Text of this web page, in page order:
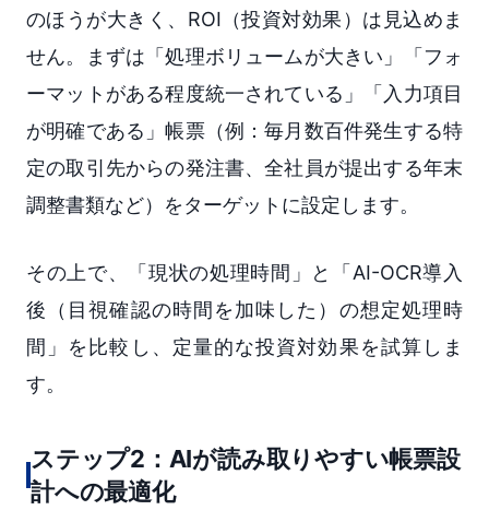
のほうが大きく、ROI（投資対効果）は見込めま
せん。まずは「処理ボリュームが大きい」「フォ
ーマットがある程度統一されている」「入力項目
が明確である」帳票（例：毎月数百件発生する特
定の取引先からの発注書、全社員が提出する年末
調整書類など）をターゲットに設定します。
その上で、「現状の処理時間」と「AI-OCR導入
後（目視確認の時間を加味した）の想定処理時
間」を比較し、定量的な投資対効果を試算しま
す。
ステップ2：AIが読み取りやすい帳票設
計への最適化